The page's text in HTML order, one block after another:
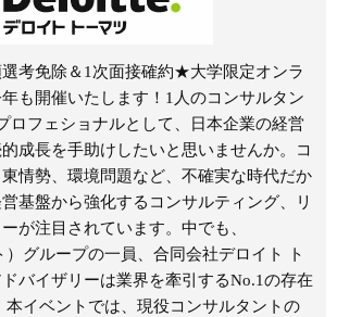
考免除＆1次面接確約★大学限定オンラ
も開催いたします！1人のコンサルタン
ロフェショナルとして、日本企業の経営
成長を手助けしたいと思いませんか。コ
情勢、環境問題など、不確実な時代だか
基盤から強化するコンサルティング、リ
が注目されています。中でも、
）グループの一員、合同会社デロイト ト
バイザリーは業界を牽引するNo.1の存在
本イベントでは、現役コンサルタントの